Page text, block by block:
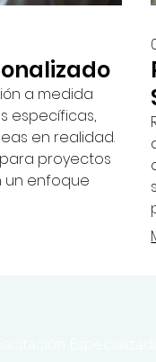
a medida
específicas,
en realidad.
proyectos
un enfoque
Nos